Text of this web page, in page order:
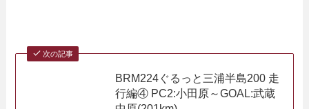
次の記事
BRM224ぐるっと三浦半島200 走
行編④ PC2:小田原～GOAL:武蔵